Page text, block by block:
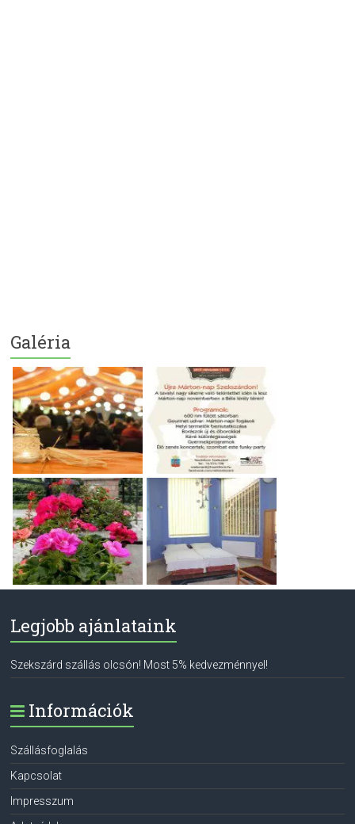
Galéria
Legjobb ajánlataink
Szekszárd szállás olcsón! Most 5% kedvezménnyel!
Információk
Szállásfoglalás
Kapcsolat
Impresszum